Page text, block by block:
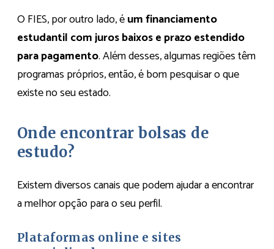
O FIES, por outro lado, éum financiamento
estudantil com juros baixos e prazo estendido
para pagamento. Além desses, algumas regiões têm
programas próprios, então, é bom pesquisar o que
existe no seu estado.
Onde encontrar bolsas de
estudo?
Existem diversos canais que podem ajudar a encontrar
a melhor opção para o seu perfil.
Plataformas online e sites